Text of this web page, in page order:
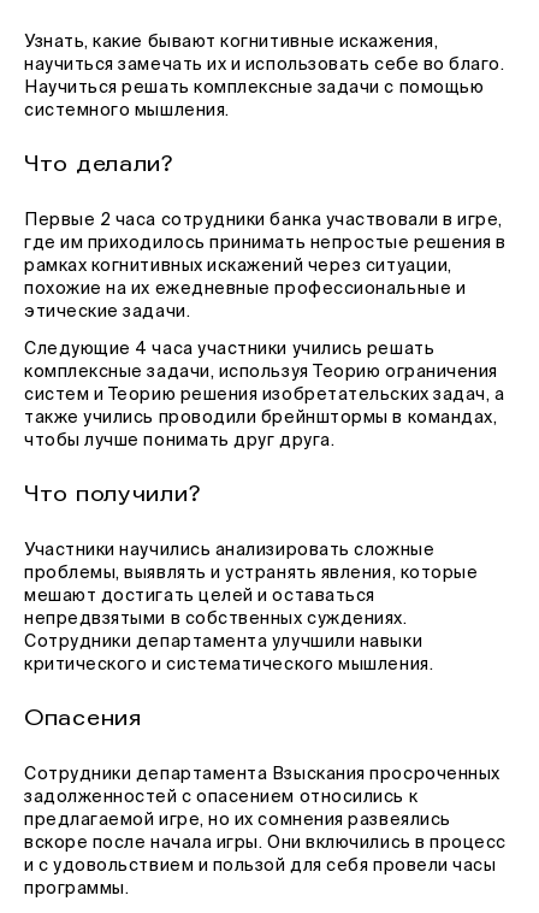
Узнать, какие бывают когнитивные искажения,
научиться замечать их и использовать себе во благо.
Научиться решать комплексные задачи с помощью
системного мышления.
Что делали?
Первые 2 часа сотрудники банка участвовали в игре,
где им приходилось принимать непростые решения в
рамках когнитивных искажений через ситуации,
похожие на их ежедневные профессиональные и
этические задачи.
Следующие 4 часа участники учились решать
комплексные задачи, используя Теорию ограничения
систем и Теорию решения изобретательских задач, а
также учились проводили брейнштормы в командах,
чтобы лучше понимать друг друга.
Что получили?
Участники научились анализировать сложные
проблемы, выявлять и устранять явления, которые
мешают достигать целей и оставаться
непредвзятыми в собственных суждениях.
Сотрудники департамента улучшили навыки
критического и систематического мышления.
Опасения
Сотрудники департамента Взыскания просроченных
задолженностей с опасением относились к
предлагаемой игре, но их сомнения развеялись
вскоре после начала игры. Они включились в процесс
и с удовольствием и пользой для себя провели часы
программы.